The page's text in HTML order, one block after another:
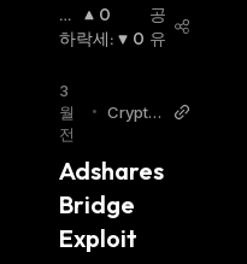
상
승
0
하락세: 0
공
유
3
월
전
•
Crypto
Adshares
Bridge
Exploit